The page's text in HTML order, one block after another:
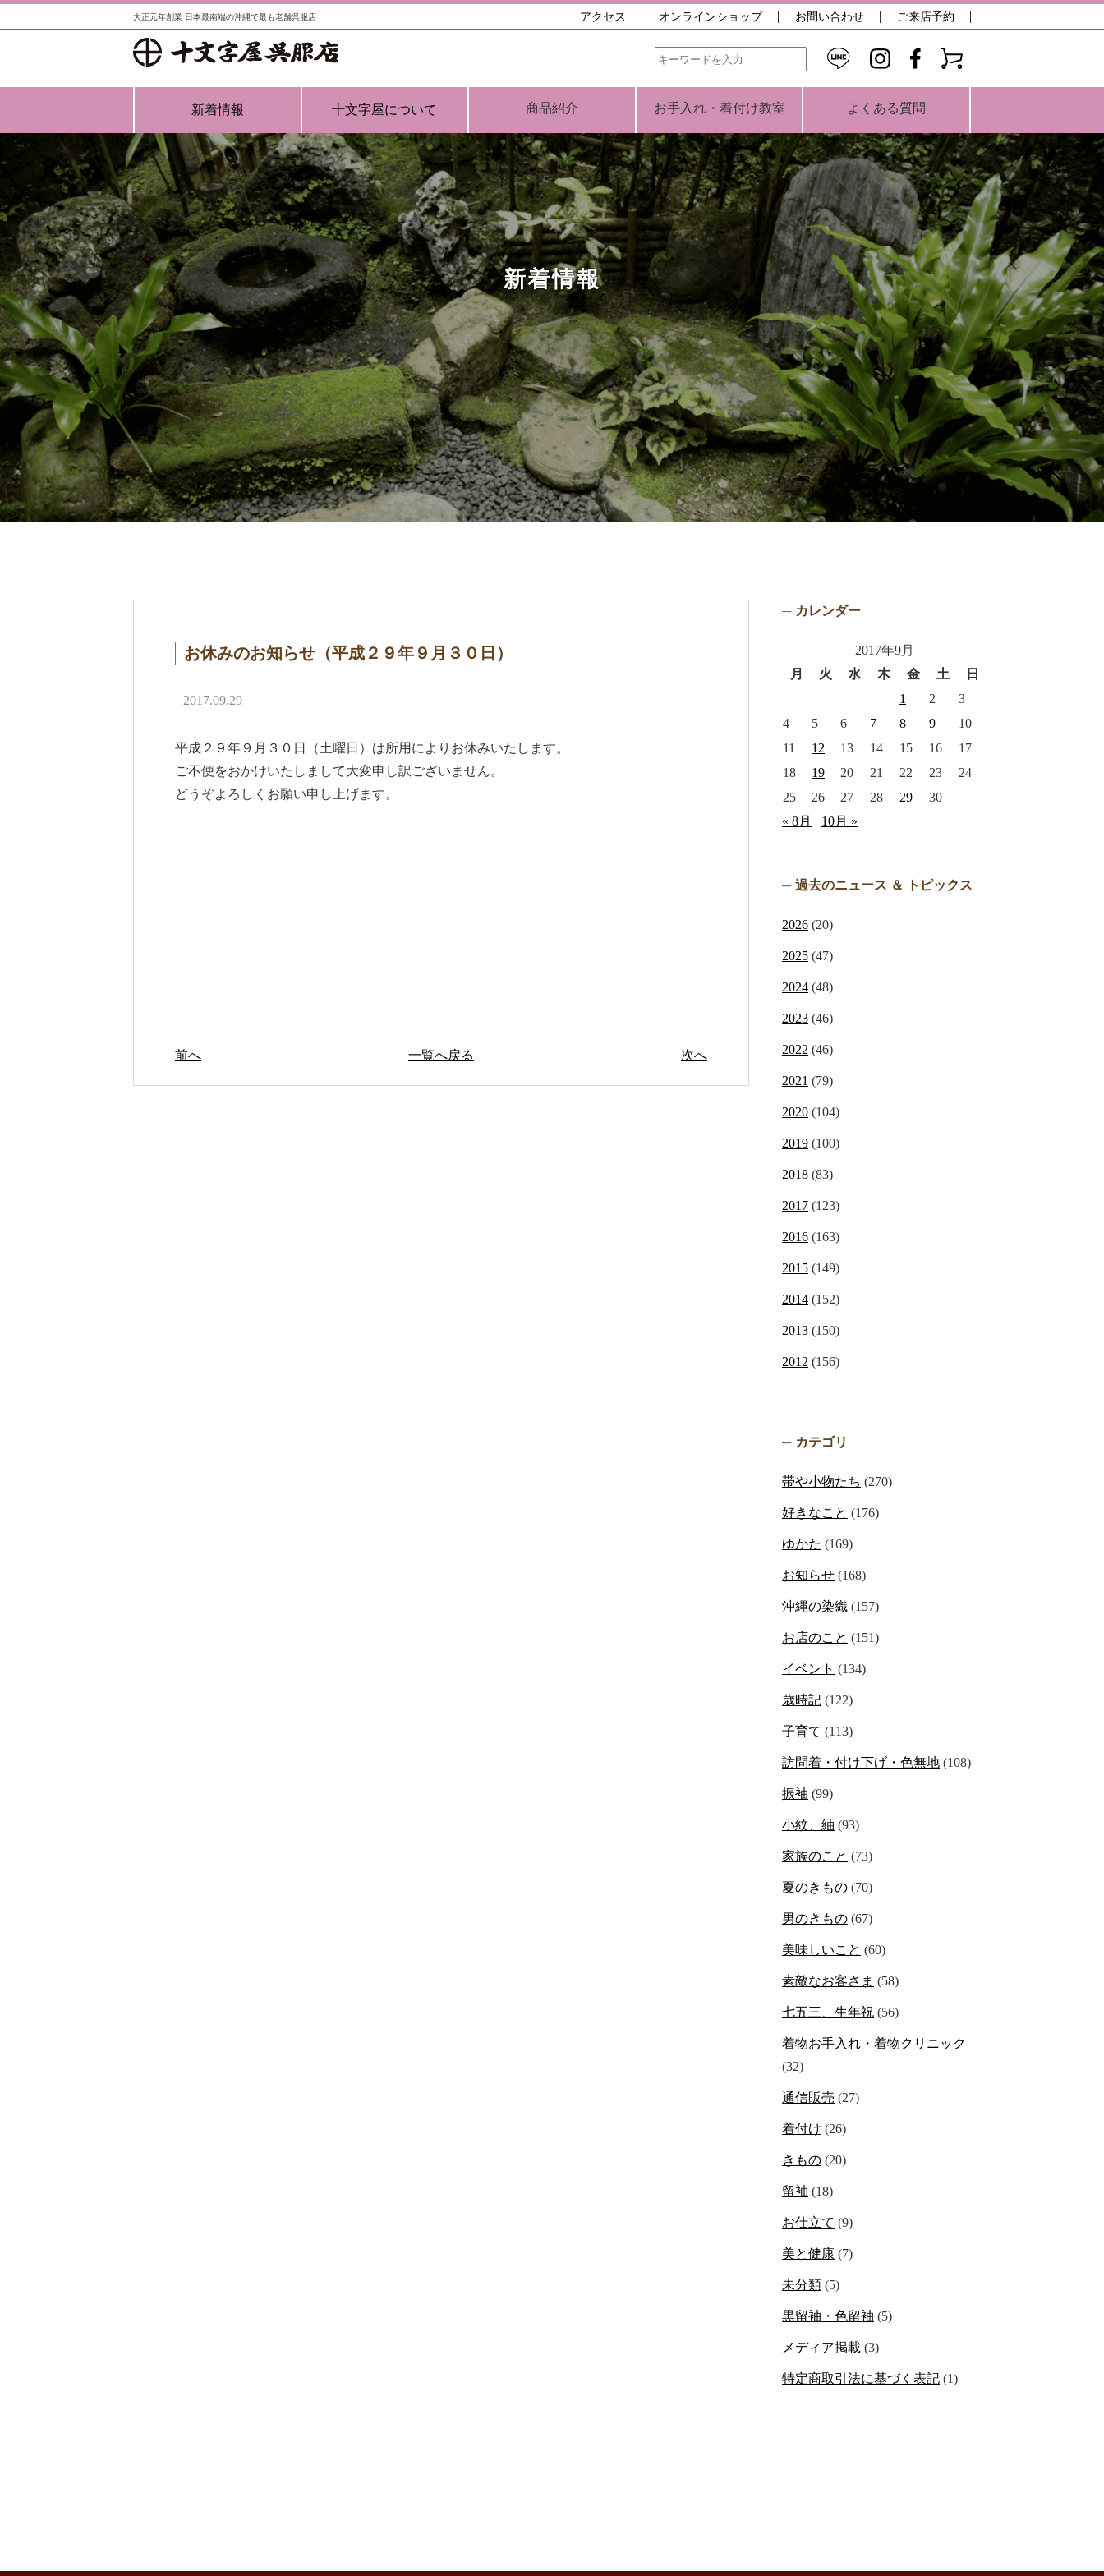
大正元年創業 日本最南端の沖縄で最も老舗呉服店 アクセス オンラインショップ お問い合わせ ご来店予約
新着情報 十文字屋について 商品紹介 お手入れ・着付け教室 よくある質問
新着情報
お休みのお知らせ（平成２９年９月３０日）
2017.09.29
平成２９年９月３０日（土曜日）は所用によりお休みいたします。
ご不便をおかけいたしまして大変申し訳ございません。
どうぞよろしくお願い申し上げます。
前へ 一覧へ戻る 次へ
カレンダー
2017年9月
月
火 水 木 金 土
日
1
2
3
4
5 6 7 8 9
10
11
12 13 14 15 16
17
18
19 20 21 22 23
24
25
26 27 28 29
30
« 8月
10月 »
過去のニュース ＆ トピックス
2026 (20)
2025 (47)
2024 (48)
2023 (46)
2022 (46)
2021 (79)
2020 (104)
2019 (100)
2018 (83)
2017 (123)
2016 (163)
2015 (149)
2014 (152)
2013 (150)
2012 (156)
カテゴリ
帯や小物たち (270)
好きなこと (176)
ゆかた (169)
お知らせ (168)
沖縄の染織 (157)
お店のこと (151)
イベント (134)
歳時記 (122)
子育て (113)
訪問着・付け下げ・色無地 (108)
振袖 (99)
小紋、紬 (93)
家族のこと (73)
夏のきもの (70)
男のきもの (67)
美味しいこと (60)
素敵なお客さま (58)
七五三、生年祝 (56)
着物お手入れ・着物クリニック
(32)
通信販売 (27)
着付け (26)
きもの (20)
留袖 (18)
お仕立て (9)
美と健康 (7)
未分類 (5)
黒留袖・色留袖 (5)
メディア掲載 (3)
特定商取引法に基づく表記 (1)